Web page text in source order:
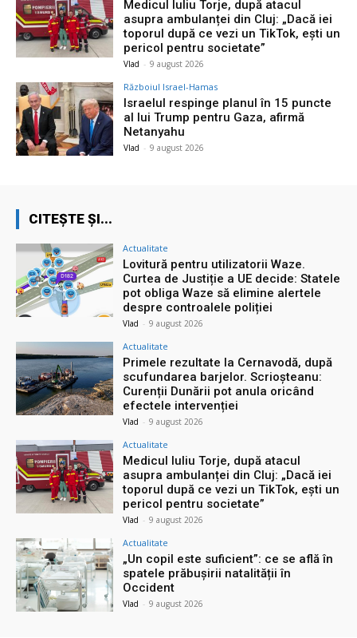
Medicul Iuliu Torje, după atacul
asupra ambulanței din Cluj: „Dacă iei
toporul după ce vezi un TikTok, ești un
pericol pentru societate”
Vlad - 9 august 2026
Războiul Israel-Hamas
Israelul respinge planul în 15 puncte
al lui Trump pentru Gaza, afirmă
Netanyahu
Vlad - 9 august 2026
CITEȘTE ȘI...
Actualitate
Lovitură pentru utilizatorii Waze.
Curtea de Justiție a UE decide: Statele
pot obliga Waze să elimine alertele
despre controalele poliției
Vlad - 9 august 2026
Actualitate
Primele rezultate la Cernavodă, după
scufundarea barjelor. Scrioșteanu:
Curenții Dunării pot anula oricând
efectele intervenției
Vlad - 9 august 2026
Actualitate
Medicul Iuliu Torje, după atacul
asupra ambulanței din Cluj: „Dacă iei
toporul după ce vezi un TikTok, ești un
pericol pentru societate”
Vlad - 9 august 2026
Actualitate
„Un copil este suficient”: ce se află în
spatele prăbușirii natalității în
Occident
Vlad - 9 august 2026